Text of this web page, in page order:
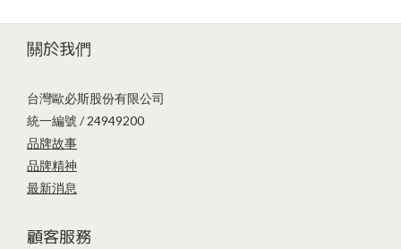
關於我們
台灣歐必斯股份有限公司
統一編號 / 24949200
品牌故事
品牌精神
最新消息
顧客服務